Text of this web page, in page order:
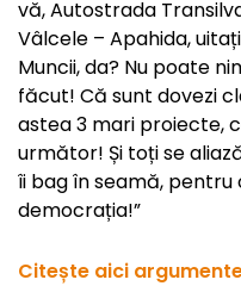
vă, Autostrada
Vâlcele – Apahida,
Muncii, da? Nu poate
făcut! Că sunt dovezi
astea 3 mari proiecte,
următor! Și toți se
îi bag în seamă,
democrația!”
Citește aici